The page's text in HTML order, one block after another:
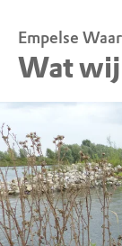
Empelse
Wat